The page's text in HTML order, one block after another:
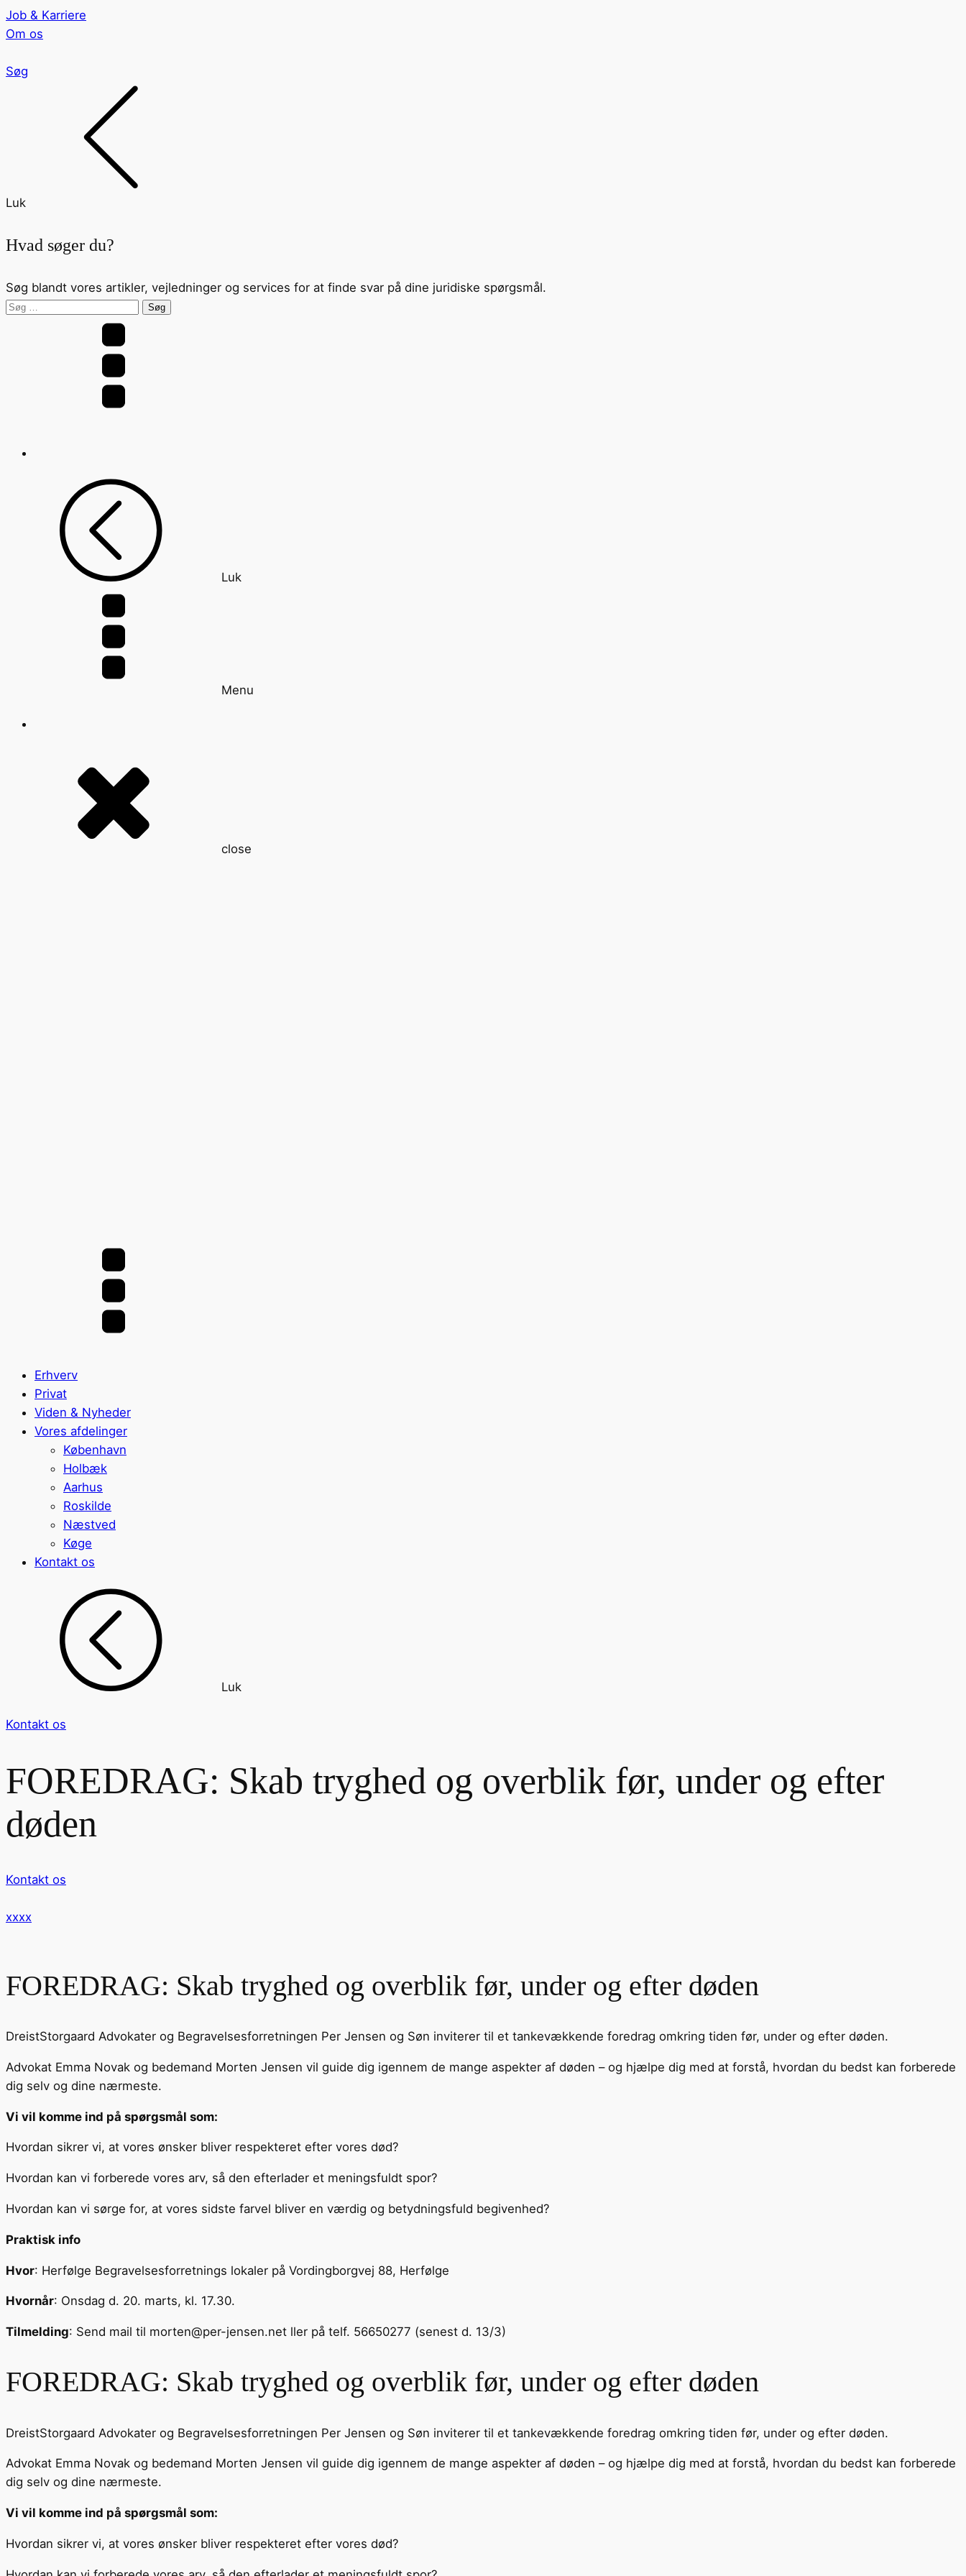
Job & Karriere
Om os
Søg
Luk
Hvad søger du?
Søg blandt vores artikler, vejledninger og services for at finde svar på dine juridiske spørgsmål.
Søg
Luk
Menu
close
Erhverv
Privat
Viden & Nyheder
Vores afdelinger
København
Holbæk
Aarhus
Roskilde
Næstved
Køge
Kontakt os
Luk
Kontakt os
FOREDRAG: Skab tryghed og overblik før, under og efter
døden
Kontakt os
xxxx
FOREDRAG: Skab tryghed og overblik før, under og efter døden
DreistStorgaard Advokater og Begravelsesforretningen Per Jensen og Søn inviterer til et tankevækkende foredrag omkring tiden før, under og efter døden.
Advokat Emma Novak og bedemand Morten Jensen vil guide dig igennem de mange aspekter af døden – og hjælpe dig med at forstå, hvordan du bedst kan forberede
dig selv og dine nærmeste.
Vi vil komme ind på spørgsmål som:
Hvordan sikrer vi, at vores ønsker bliver respekteret efter vores død?
Hvordan kan vi forberede vores arv, så den efterlader et meningsfuldt spor?
Hvordan kan vi sørge for, at vores sidste farvel bliver en værdig og betydningsfuld begivenhed?
Praktisk info
Hvor: Herfølge Begravelsesforretnings lokaler på Vordingborgvej 88, Herfølge
Hvornår: Onsdag d. 20. marts, kl. 17.30.
Tilmelding: Send mail til morten@per-jensen.net ller på telf. 56650277 (senest d. 13/3)
FOREDRAG: Skab tryghed og overblik før, under og efter døden
DreistStorgaard Advokater og Begravelsesforretningen Per Jensen og Søn inviterer til et tankevækkende foredrag omkring tiden før, under og efter døden.
Advokat Emma Novak og bedemand Morten Jensen vil guide dig igennem de mange aspekter af døden – og hjælpe dig med at forstå, hvordan du bedst kan forberede
dig selv og dine nærmeste.
Vi vil komme ind på spørgsmål som:
Hvordan sikrer vi, at vores ønsker bliver respekteret efter vores død?